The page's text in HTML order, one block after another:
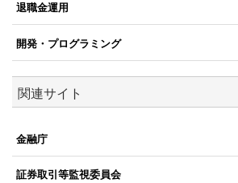
退職金運用
開発・プログラミング
関連サイト
金融庁
証券取引等監視委員会